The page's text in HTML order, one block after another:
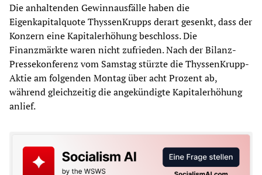
Die anhaltenden Gewinnausfälle haben die
Eigenkapitalquote ThyssenKrupps derart gesenkt, dass der
Konzern eine Kapitalerhöhung beschloss. Die
Finanzmärkte waren nicht zufrieden. Nach der Bilanz-
Pressekonferenz vom Samstag stürzte die ThyssenKrupp-
Aktie am folgenden Montag über acht Prozent ab,
während gleichzeitig die angekündigte Kapitalerhöhung
anlief.